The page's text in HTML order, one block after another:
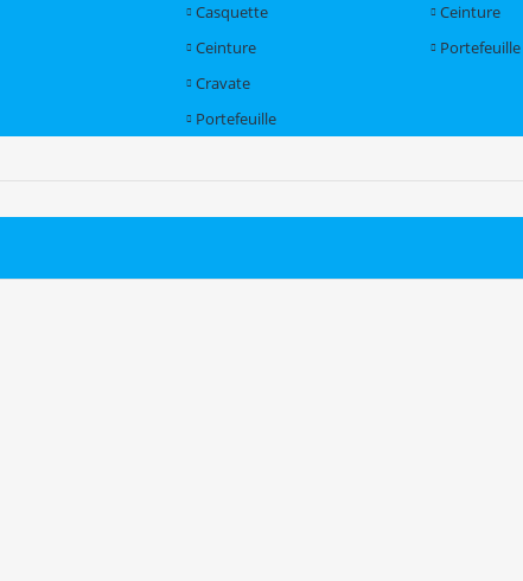
Casquette
Ceinture
Cravate
Portefeuille
Ceinture
Portefeuille